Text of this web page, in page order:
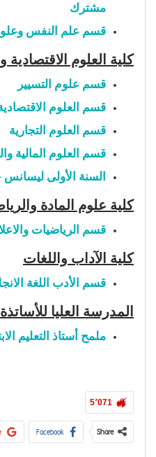
مشترك
قسم علم النفس وعلوم
كلية العلوم الاقتصادية
قسم علوم التسيير
قسم العلوم
قسم العلوم التجارية
قسم العلوم المالية
السنة الأولى
كلية علوم المادة
قسم الرياضيات
كلية الآداب واللغات
قسم الأدب اللغة
المدرسة العليا للأساتذة
ملمح أستاذ التعليم
5٬071
Share
Facebook